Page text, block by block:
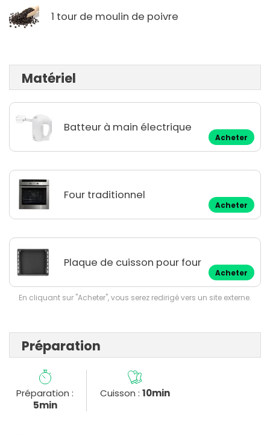
1 tour de moulin de poivre
Matériel
Batteur à main électrique
Acheter
Four traditionnel
Acheter
Plaque de cuisson pour four
Acheter
En cliquant sur "Acheter", vous serez redirigé vers un site externe.
Préparation
Préparation :
5min
Cuisson : 10min